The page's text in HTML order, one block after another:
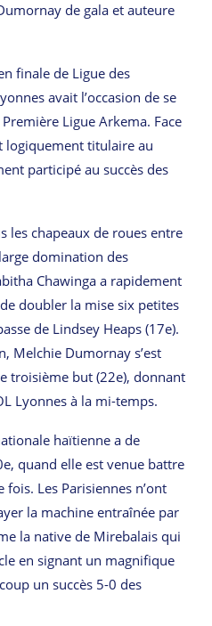
de gala et auteure
finale de Ligue des
avait l’occasion de se
Ligue Arkema. Face
logiquement titulaire au
participé au succès des
les chapeaux de roues entre
domination des
Chawinga a rapidement
doubler la mise six petites
de Lindsey Heaps (17e).
Melchie Dumornay s’est
troisième but (22e), donnant
Lyonnes à la mi-temps.
haïtienne a de
quand elle est venue battre
fois. Les Parisiennes n’ont
la machine entraînée par
la native de Mirebalais qui
en signant un magnifique
un succès 5-0 des